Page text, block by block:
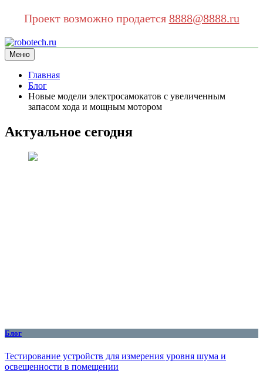
Проект возможно продается 8888@8888.ru
Перейти
к
содержимому
robotech.ru
информационный сайт
Меню
Главная
Блог
Новые модели электросамокатов с увеличенным
запасом хода и мощным мотором
Актуальное сегодня
Блог
Тестирование устройств для измерения уровня шума и
освещенности в помещении